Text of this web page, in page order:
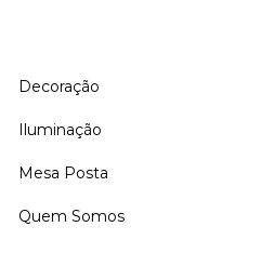
Decoração
Iluminação
Mesa Posta
Quem Somos